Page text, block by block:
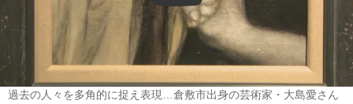
過去の人々を多角的に捉え表現…倉敷市出身の芸術家・大島愛さん